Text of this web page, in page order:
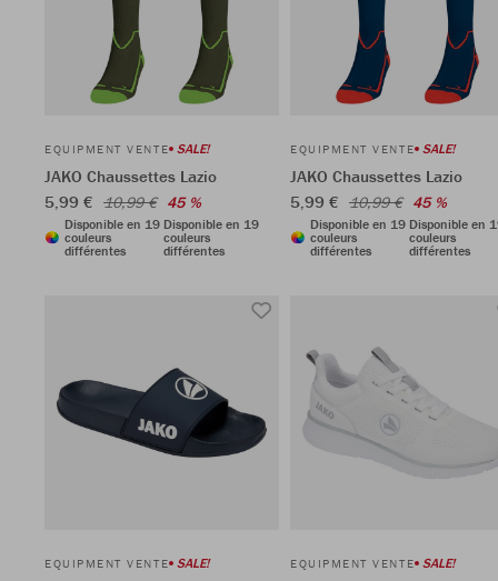
EQUIPMENT VENTE SALE!
JAKO Chaussettes Lazio
5,99 € 10,99 € 45 %
Disponible en 19
couleurs
différentes
Disponible en 19
couleurs
différentes
EQUIPMENT VENTE SALE!
JAKO Chaussettes Lazio
5,99 € 10,99 € 45 %
Disponible en 19
couleurs
différentes
Disponible en
couleurs
différentes
EQUIPMENT VENTE SALE! EQUIPMENT VENTE SALE!